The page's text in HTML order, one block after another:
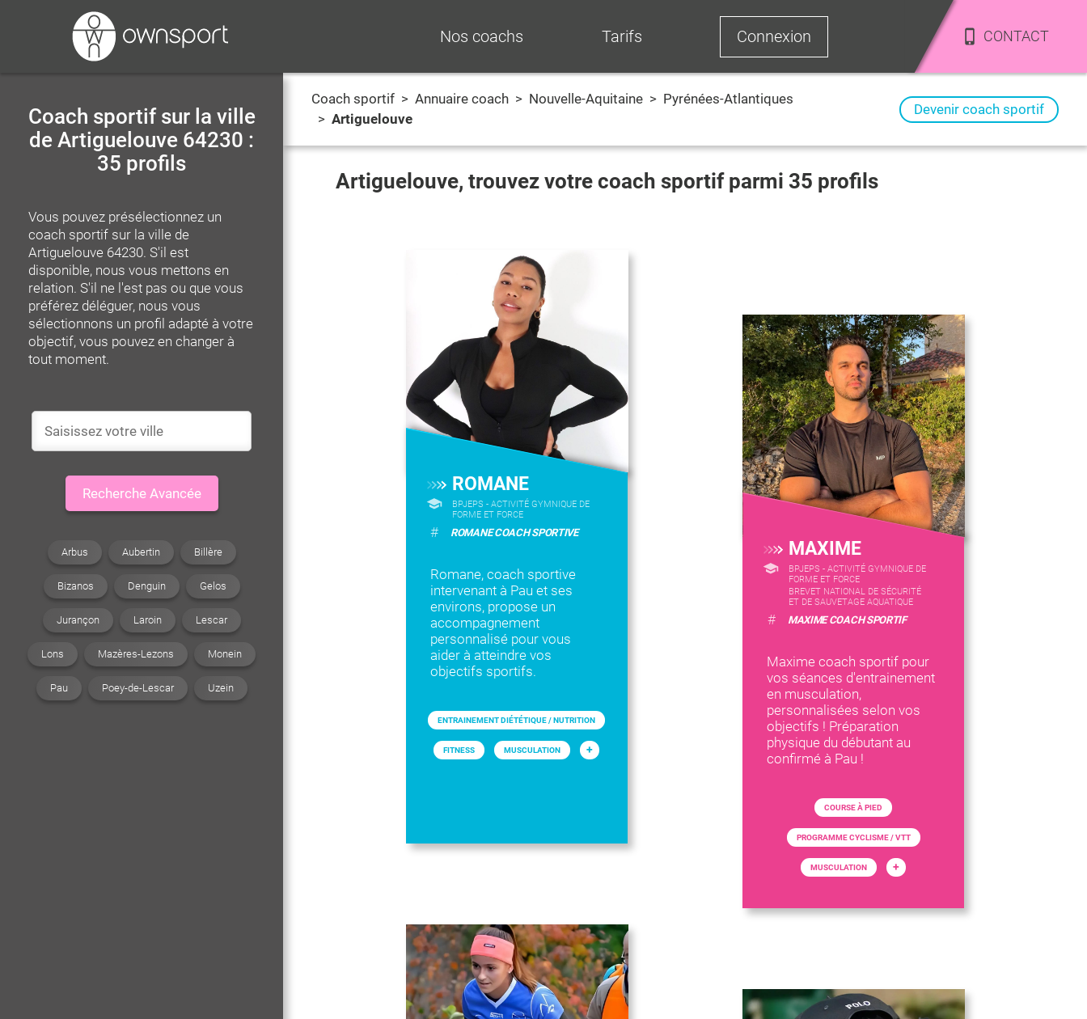
Nos coachs Tarifs Connexion CONTACT
Coach sportif sur la ville
de Artiguelouve 64230 :
35 profils
Vous pouvez présélectionnez un
coach sportif sur la ville de
Artiguelouve 64230. S'il est
disponible, nous vous mettons en
relation. S'il ne l'est pas ou que vous
préférez déléguer, nous vous
sélectionnons un profil adapté à votre
objectif, vous pouvez en changer à
tout moment.
Recherche Avancée
Arbus Aubertin Billère
Bizanos Denguin Gelos
Jurançon Laroin Lescar
Lons Mazères-Lezons Monein
Pau Poey-de-Lescar Uzein
Coach sportif > Annuaire coach > Nouvelle-Aquitaine > Pyrénées-Atlantiques
> Artiguelouve
Devenir coach sportif
Artiguelouve, trouvez votre coach sportif parmi 35 profils
ROMANE
BPJEPS - ACTIVITÉ GYMNIQUE DE
FORME ET FORCE
# ROMANE COACH SPORTIVE
Romane, coach sportive
intervenant à Pau et ses
environs, propose un
accompagnement
personnalisé pour vous
aider à atteindre vos
objectifs sportifs.
ENTRAINEMENT DIÉTÉTIQUE / NUTRITION
FITNESS MUSCULATION +
MAXIME
BPJEPS - ACTIVITÉ GYMNIQUE DE
FORME ET FORCE
BREVET NATIONAL DE SÉCURITÉ
ET DE SAUVETAGE AQUATIQUE
# MAXIME COACH SPORTIF
Maxime coach sportif pour
vos séances d'entrainement
en musculation,
personnalisées selon vos
objectifs ! Préparation
physique du débutant au
confirmé à Pau !
COURSE À PIED
PROGRAMME CYCLISME / VTT
MUSCULATION +